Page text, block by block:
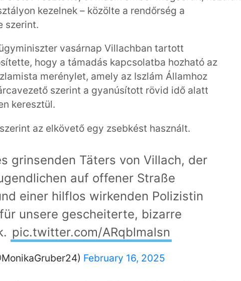
kezelnek – közölte a rendőrség a
szerint.
vasárnap Villachban tartott
hogy a támadás kapcsolatba hozható az
merénylet, amely az Iszlám Államhoz
szerint a gyanúsított rövid idő alatt
keresztül.
az elkövető egy zsebkést használt.
grinsenden Täters von Villach, der
auf offener Straße
einer hilflos wirkenden Polizistin
unsere gescheiterte, bizarre
pic.twitter.com/ARqblmalsn
February 16, 2025